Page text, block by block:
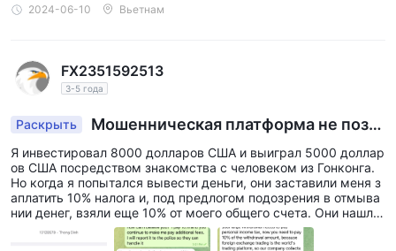
2024-06-10 Вьетнам
FX2351592513
3-5 года
Раскрыть
Мошенническая платформа не позв
оляет выводить средства
Я инвестировал 8000 долларов США и выиграл 5000 доллар
ов США посредством знакомства с человеком из Гонконга.
Но когда я попытался вывести деньги, они заставили меня з
аплатить 10% налога и, под предлогом подозрения в отмыва
нии денег, взяли еще 10% от моего общего счета. Они нашли
все возможные причины, чтобы не позволить мне снять ден
ьги. Мошенническая платформа